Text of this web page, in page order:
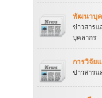
พัฒนาบุค
ข่าวสาร
บุคลากร
การวิจัย
ข่าวสารแ